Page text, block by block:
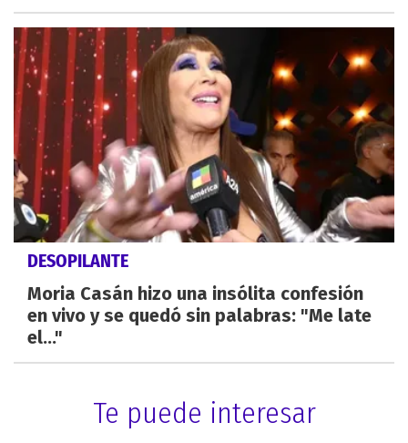
DESOPILANTE
Moria Casán hizo una insólita confesión
en vivo y se quedó sin palabras: "Me late
el..."
Te puede interesar